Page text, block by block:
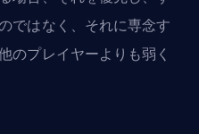
ではなく、それに専念す
のプレイヤーよりも弱く